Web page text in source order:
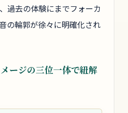
過去の体験にまでフォーカ
の輪郭が徐々に明確化され
ージの三位一体で紐解